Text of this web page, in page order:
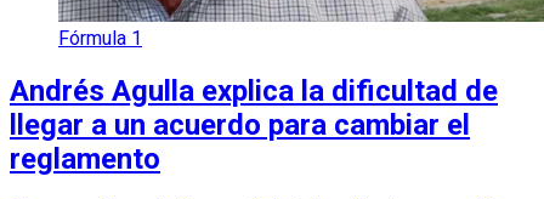
Fórmula 1
Andrés Agulla explica la dificultad de
llegar a un acuerdo para cambiar el
reglamento